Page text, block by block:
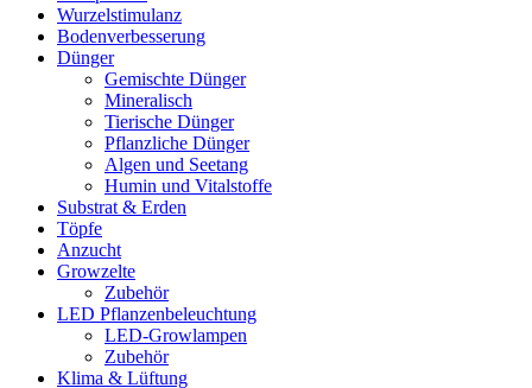
Wurzelstimulanz
Bodenverbesserung
Dünger
Gemischte Dünger
Mineralisch
Tierische Dünger
Pflanzliche Dünger
Algen und Seetang
Humin und Vitalstoffe
Substrat & Erden
Töpfe
Anzucht
Growzelte
Zubehör
LED Pflanzenbeleuchtung
LED-Growlampen
Zubehör
Klima & Lüftung